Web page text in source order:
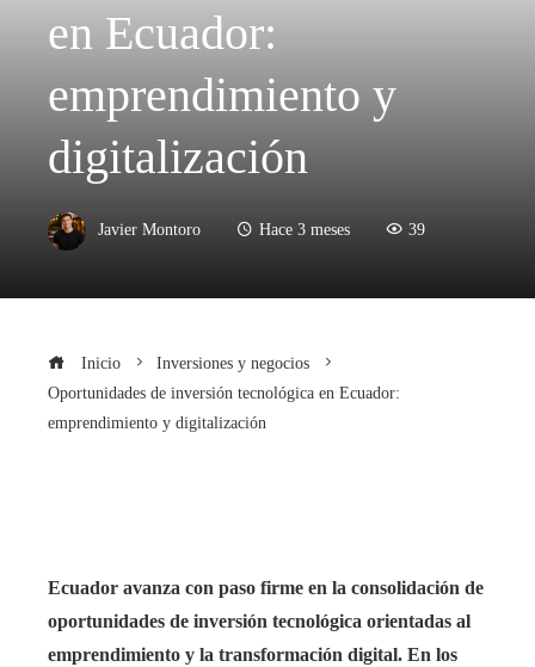
en Ecuador:
emprendimiento y
digitalización
Javier Montoro Hace 3 meses 39
Inicio
Inversiones y negocios
Oportunidades de inversión tecnológica en Ecuador:
emprendimiento y digitalización
Ecuador avanza con paso firme en la consolidación de
oportunidades de inversión tecnológica orientadas al
emprendimiento y la transformación digital. En los